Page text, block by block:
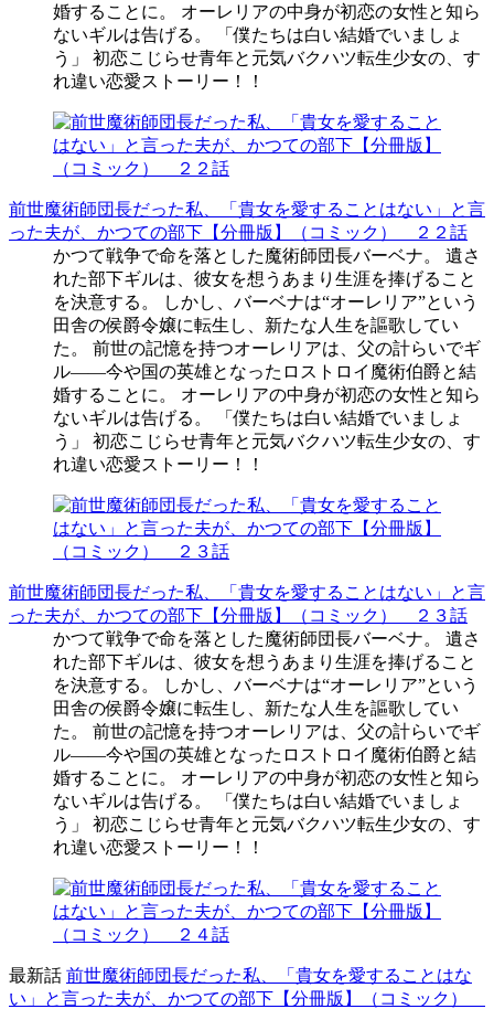
婚することに。 オーレリアの中身が初恋の女性と知ら
ないギルは告げる。 「僕たちは白い結婚でいましょ
う」 初恋こじらせ青年と元気バクハツ転生少女の、す
れ違い恋愛ストーリー！！
前世魔術師団長だった私、「貴女を愛することはない」と言
った夫が、かつての部下【分冊版】（コミック） ２２話
かつて戦争で命を落とした魔術師団長バーベナ。 遺さ
れた部下ギルは、彼女を想うあまり生涯を捧げること
を決意する。 しかし、バーベナは“オーレリア”という
田舎の侯爵令嬢に転生し、新たな人生を謳歌してい
た。 前世の記憶を持つオーレリアは、父の計らいでギ
ル――今や国の英雄となったロストロイ魔術伯爵と結
婚することに。 オーレリアの中身が初恋の女性と知ら
ないギルは告げる。 「僕たちは白い結婚でいましょ
う」 初恋こじらせ青年と元気バクハツ転生少女の、す
れ違い恋愛ストーリー！！
前世魔術師団長だった私、「貴女を愛することはない」と言
った夫が、かつての部下【分冊版】（コミック） ２３話
かつて戦争で命を落とした魔術師団長バーベナ。 遺さ
れた部下ギルは、彼女を想うあまり生涯を捧げること
を決意する。 しかし、バーベナは“オーレリア”という
田舎の侯爵令嬢に転生し、新たな人生を謳歌してい
た。 前世の記憶を持つオーレリアは、父の計らいでギ
ル――今や国の英雄となったロストロイ魔術伯爵と結
婚することに。 オーレリアの中身が初恋の女性と知ら
ないギルは告げる。 「僕たちは白い結婚でいましょ
う」 初恋こじらせ青年と元気バクハツ転生少女の、す
れ違い恋愛ストーリー！！
最新話 前世魔術師団長だった私、「貴女を愛することはな
い」と言った夫が、かつての部下【分冊版】（コミック）